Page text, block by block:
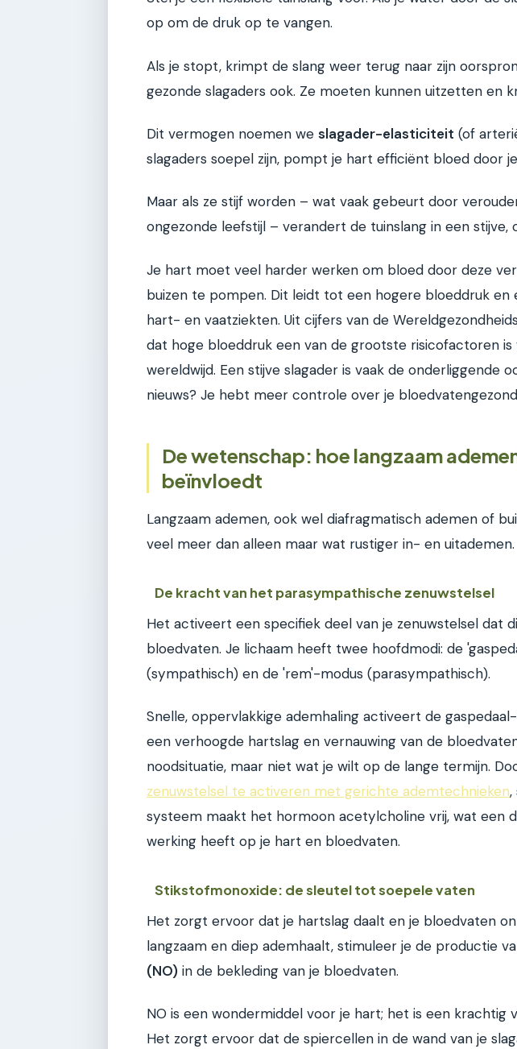
op om de druk op te vangen.
Als je stopt, krimpt de slang weer terug naar zijn
gezonde slagaders ook. Ze moeten kunnen uitzetten en
Dit vermogen noemen we slagader-elasticiteit (of
slagaders soepel zijn, pompt je hart efficiënt bloed door
Maar als ze stijf worden – wat vaak gebeurt door
ongezonde leefstijl – verandert de tuinslang in een stijve,
Je hart moet veel harder werken om bloed door deze
buizen te pompen. Dit leidt tot een hogere bloeddruk en
hart- en vaatziekten. Uit cijfers van de
dat hoge bloeddruk een van de grootste risicofactoren
wereldwijd. Een stijve slagader is vaak de onderliggende
nieuws? Je hebt meer controle over je
De wetenschap: hoe langzaam
beïnvloedt
Langzaam ademen, ook wel diafragmatisch ademen of
veel meer dan alleen maar wat rustiger in- en uitademen.
De kracht van het parasympathische zenuwstelsel
Het activeert een specifiek deel van je zenuwstelsel dat
bloedvaten. Je lichaam heeft twee hoofdmodi: de
(sympathisch) en de 'rem'-modus (parasympathisch).
Snelle, oppervlakkige ademhaling activeert de
een verhoogde hartslag en vernauwing van de
noodsituatie, maar niet wat je wilt op de lange termijn.
zenuwstelsel te activeren met gerichte ademtechnieken,
systeem maakt het hormoon acetylcholine vrij, wat een
werking heeft op je hart en bloedvaten.
Stikstofmonoxide: de sleutel tot soepele vaten
Het zorgt ervoor dat je hartslag daalt en je bloedvaten
langzaam en diep ademhaalt, stimuleer je de productie
(NO) in de bekleding van je bloedvaten.
NO is een wondermiddel voor je hart; het is een krachtig
Het zorgt ervoor dat de spiercellen in de wand van je